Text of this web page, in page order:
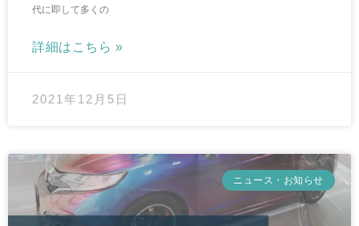
代に即して多くの
詳細はこちら »
2021年12月5日
ニュース・お知らせ